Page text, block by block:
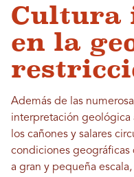
Cultura
en la
Además de las
interpretación geológica
los cañones y salares
condiciones geográficas
a gran y pequeña